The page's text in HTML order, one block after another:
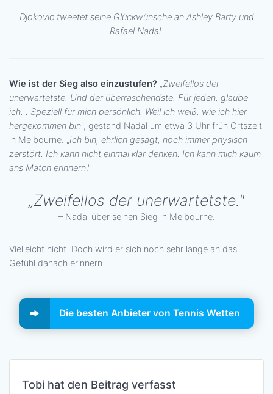
Djokovic tweetet seine Glückwünsche an Ashley Barty und
Rafael Nadal.
Wie ist der Sieg also einzustufen? „Zweifellos der
unerwartetste. Und der überraschendste. Für jeden, glaube
ich… Speziell für mich persönlich. Weil ich weiß, wie ich hier
hergekommen bin", gestand Nadal um etwa 3 Uhr früh Ortszeit
in Melbourne. „Ich bin, ehrlich gesagt, noch immer physisch
zerstört. Ich kann nicht einmal klar denken. Ich kann mich kaum
ans Match erinnern."
„Zweifellos der unerwartetste."
– Nadal über seinen Sieg in Melbourne.
Vielleicht nicht. Doch wird er sich noch sehr lange an das
Gefühl danach erinnern.
Die besten Anbieter von Tennis Wetten
Tobi hat den Beitrag verfasst